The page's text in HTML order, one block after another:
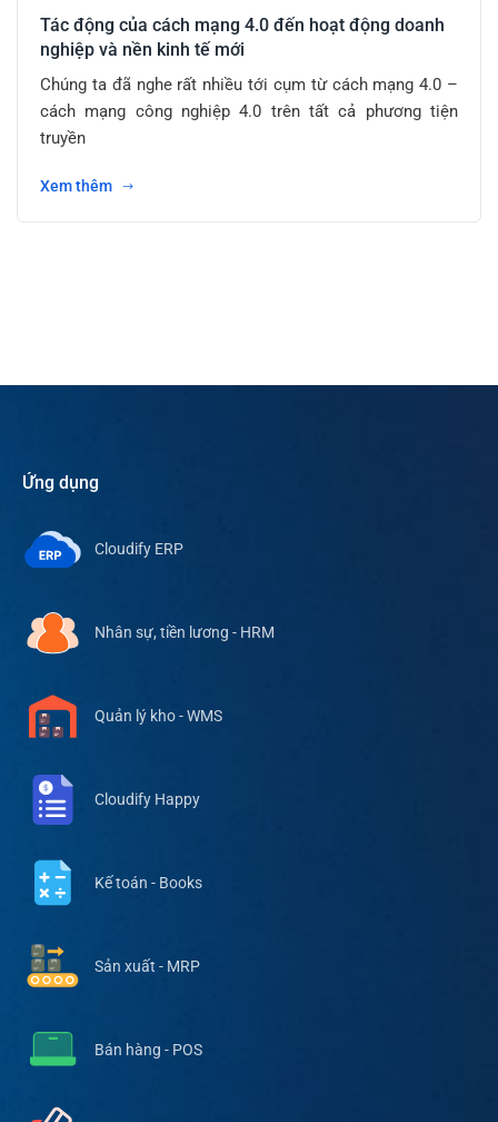
Tác động của cách mạng 4.0 đến hoạt động doanh
nghiệp và nền kinh tế mới
Chúng ta đã nghe rất nhiều tới cụm từ cách mạng 4.0 –
cách mạng công nghiệp 4.0 trên tất cả phương tiện
truyền
Xem thêm
Ứng dụng
Cloudify ERP
Nhân sự, tiền lương - HRM
Quản lý kho - WMS
Cloudify Happy
Kế toán - Books
Sản xuất - MRP
Bán hàng - POS